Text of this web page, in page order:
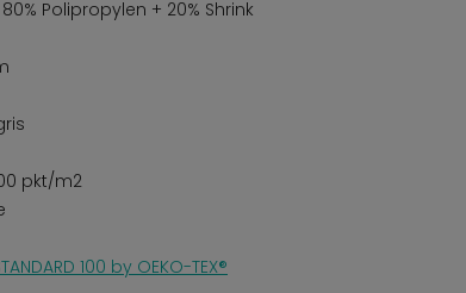
80% Polipropylen + 20% Shrink
pkt/m2
100 by OEKO-TEX®